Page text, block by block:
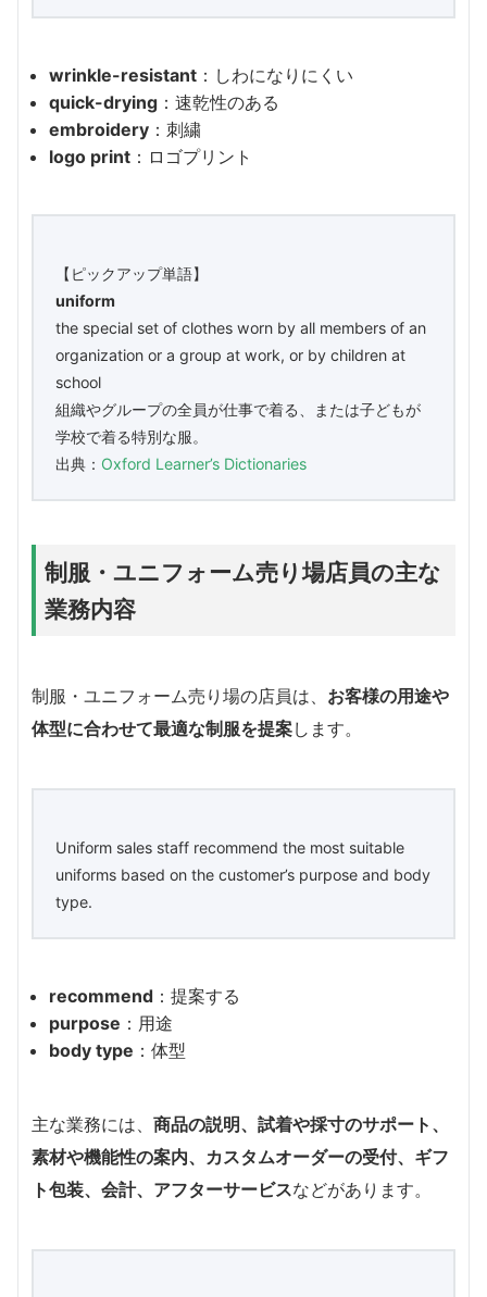
wrinkle-resistant ：しわになりにくい
quick-drying ：速乾性のある
embroidery ：刺繍
logo print ：ロゴプリント
【ピックアップ単語】
uniform
the special set of clothes worn by all members of an
organization or a group at work, or by children at
school
組織やグループの全員が仕事で着る、または子どもが
学校で着る特別な服。
出典： Oxford Learner’s Dictionaries
制服・ユニフォーム売り場店員の主な
業務内容
制服・ユニフォーム売り場の店員は、 お客様の用途や
体型に合わせて最適な制服を提案します。
Uniform sales staff recommend the most suitable
uniforms based on the customer’s purpose and body
type.
recommend ：提案する
purpose ：用途
body type ：体型
主な業務には、 商品の説明、試着や採寸のサポート、
素材や機能性の案内、カスタムオーダーの受付、ギフ
ト包装、会計、アフターサービスなどがあります。